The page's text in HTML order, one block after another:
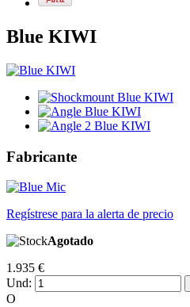
Blue KIWI
Fabricante
Regístrese para la alerta de precio
Agotado
1.935 €
Und:
O